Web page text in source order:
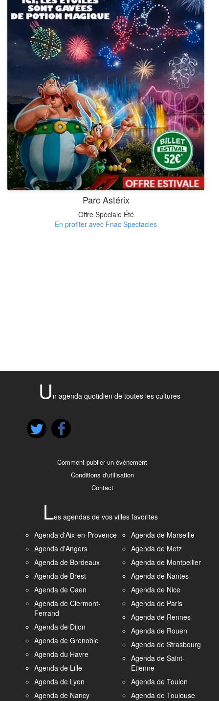
Parc Astérix
Offre Spéciale Été
En profiter avec Fnac Spectacles
U n agenda quotidien de toutes les cultures
Comment publier un événement
Conditions d'utilisation
Contact
Les agendas de vos villes favorites
Agenda d'Aix-en-Provence
Agenda d'Angers
Agenda de Bordeaux
Agenda de Brest
Agenda de Caen
Agenda de Clermont-
Ferrand
Agenda de Dijon
Agenda de Grenoble
Agenda du Havre
Agenda de Lille
Agenda de Lyon
Agenda de Nancy
Agenda de Marseille
Agenda de Metz
Agenda de Montpellier
Agenda de Nantes
Agenda de Nice
Agenda de Paris
Agenda de Rennes
Agenda de Rouen
Agenda de Strasbourg
Agenda de Saint-
Etienne
Agenda de Toulon
Agenda de Toulouse